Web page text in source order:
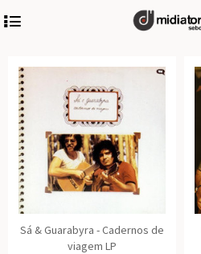
4
Sá & Guarabyra - Cadernos de
viagem LP